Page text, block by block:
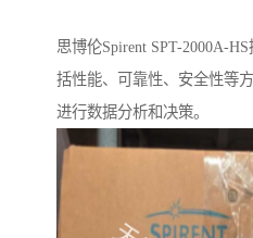
思博伦Spirent SPT-2000A-
括性能、可靠性、安全性等
进行数据分析和决策。